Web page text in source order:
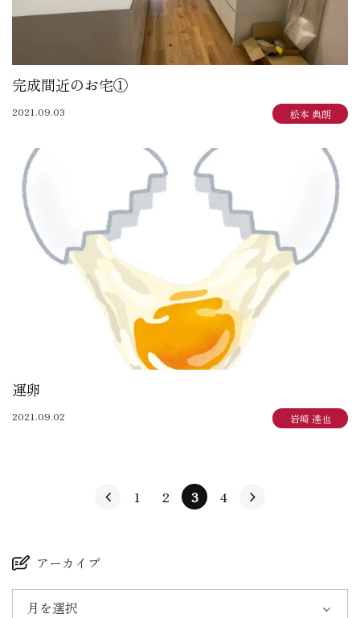
完成間近のお宅①
2021.09.03 松本 典朗
運卵
2021.09.02 岩崎 達也
1 2 3 4
アーカイブ
月を選択